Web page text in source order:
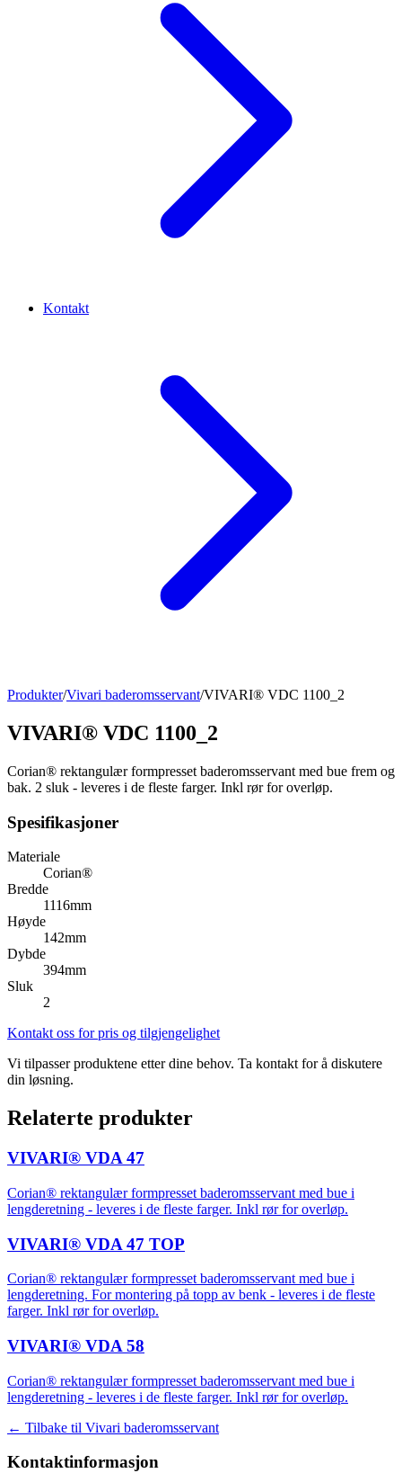
Kontakt
Produkter/Vivari baderomsservant/VIVARI® VDC 1100_2
VIVARI® VDC 1100_2
Corian® rektangulær formpresset baderomsservant med bue frem og
bak. 2 sluk - leveres i de fleste farger. Inkl rør for overløp.
Spesifikasjoner
Materiale
Corian®
Bredde
1116mm
Høyde
142mm
Dybde
394mm
Sluk
2
Kontakt oss for pris og tilgjengelighet
Vi tilpasser produktene etter dine behov. Ta kontakt for å diskutere
din løsning.
Relaterte produkter
VIVARI® VDA 47
Corian® rektangulær formpresset baderomsservant med bue i
lengderetning - leveres i de fleste farger. Inkl rør for overløp.
VIVARI® VDA 47 TOP
Corian® rektangulær formpresset baderomsservant med bue i
lengderetning. For montering på topp av benk - leveres i de fleste
farger. Inkl rør for overløp.
VIVARI® VDA 58
Corian® rektangulær formpresset baderomsservant med bue i
lengderetning - leveres i de fleste farger. Inkl rør for overløp.
← Tilbake til Vivari baderomsservant
Kontaktinformasjon